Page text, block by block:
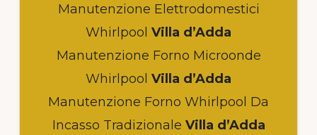
Manutenzione Elettrodomestici
Whirlpool Villa d’Adda
Manutenzione Forno Microonde
Whirlpool Villa d’Adda
Manutenzione Forno Whirlpool Da
Incasso Tradizionale Villa d’Adda